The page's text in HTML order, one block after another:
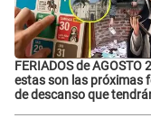
FERIADOS de AGOSTO
estas son las próximas
de descanso que